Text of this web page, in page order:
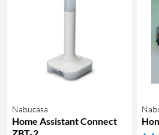
Nabucasa
Home Assistant Connect